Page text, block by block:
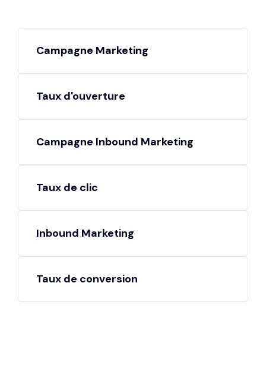
Campagne Marketing
Taux d'ouverture
Campagne Inbound Marketing
Taux de clic
Inbound Marketing
Taux de conversion